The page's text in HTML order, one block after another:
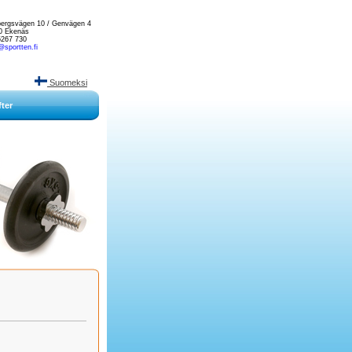
10 / Genvägen 4
Ekenäs
730
Suomeksi